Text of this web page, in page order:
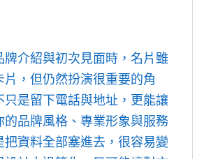
牌介紹與初次見面時，名片雖
片，但仍然扮演很重要的角
只是留下電話與地址，更能讓
的品牌風格、專業形象與服務
把資料全部塞進去，很容易變